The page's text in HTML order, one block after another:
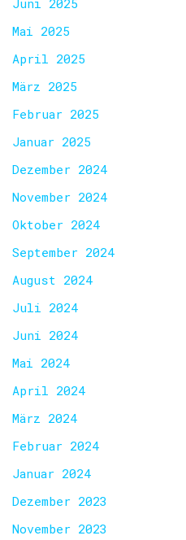
Juni 2025
Mai 2025
April 2025
März 2025
Februar 2025
Januar 2025
Dezember 2024
November 2024
Oktober 2024
September 2024
August 2024
Juli 2024
Juni 2024
Mai 2024
April 2024
März 2024
Februar 2024
Januar 2024
Dezember 2023
November 2023